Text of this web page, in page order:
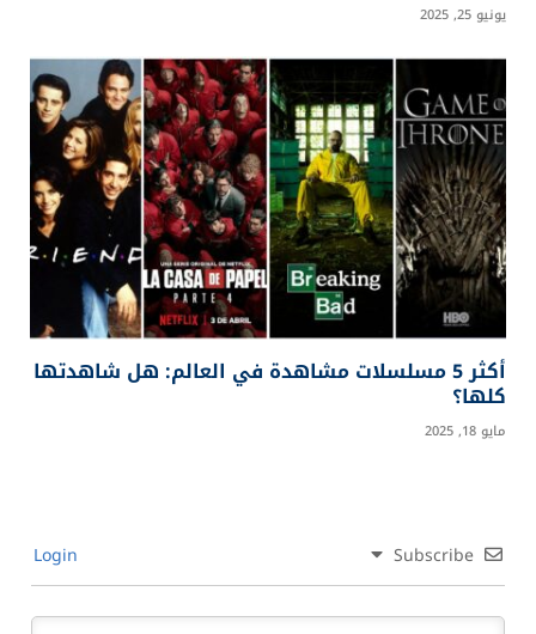
يونيو 25, 2025
أكثر 5 مسلسلات مشاهدة في العالم: هل شاهدتها
كلها؟
مايو 18, 2025
Subscribe